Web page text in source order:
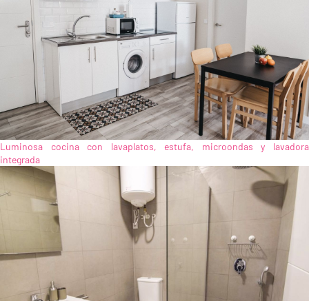
Luminosa cocina con lavaplatos, estufa, microondas y lavadora
integrada